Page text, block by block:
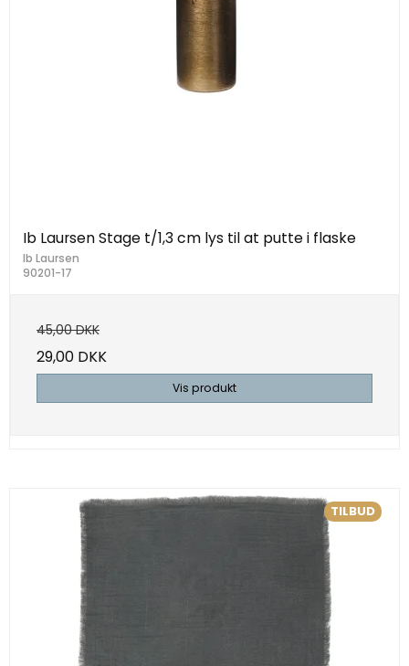
Ib Laursen Stage t/1,3 cm lys til at putte i flaske
Ib Laursen
90201-17
45,00 DKK
29,00 DKK
Vis produkt
TILBUD